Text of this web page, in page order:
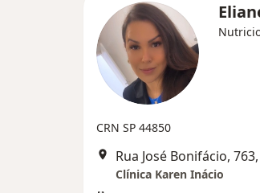
CRN SP 44850
Clínica Karen Inácio